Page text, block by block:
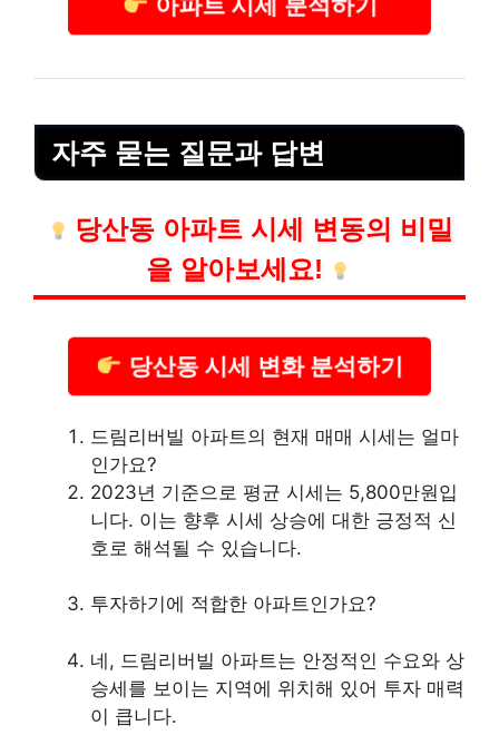
자주 묻는 질문과 답변
당산동 아파트 시세 변동의 비밀
을 알아보세요!
당산동 시세 변화 분석하기
드림리버빌 아파트의 현재 매매 시세는 얼마
인가요?
2023년 기준으로 평균 시세는 5,800만원입
니다. 이는 향후 시세 상승에 대한 긍정적 신
호로 해석될 수 있습니다.
투자하기에 적합한 아파트인가요?
네, 드림리버빌 아파트는 안정적인 수요와 상
승세를 보이는 지역에 위치해 있어 투자 매력
이 큽니다.